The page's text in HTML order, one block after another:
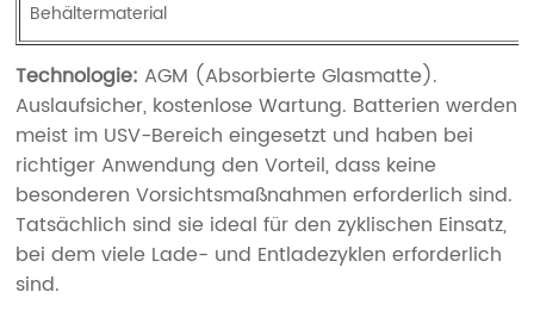
Behältermaterial
Technologie: AGM (Absorbierte Glasmatte).
Auslaufsicher, kostenlose Wartung. Batterien werden
meist im USV-Bereich eingesetzt und haben bei
richtiger Anwendung den Vorteil, dass keine
besonderen Vorsichtsmaßnahmen erforderlich sind.
Tatsächlich sind sie ideal für den zyklischen Einsatz,
bei dem viele Lade- und Entladezyklen erforderlich
sind.